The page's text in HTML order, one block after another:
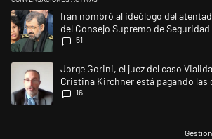
Este listado muestra los artículos con más
Un artículo de tendencia con el título "Irán
Irán nombró al ideólogo del
del Consejo Supremo de
51
Un artículo de tendencia con el título "Jorge
Jorge Gorini, el juez del caso
Cristina Kirchner está pagando las
cometer "un delito comprobado"
16